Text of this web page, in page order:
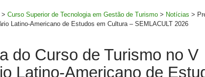
> Curso Superior de Tecnologia em Gestão de Turismo > Notícias >
Latino-Americano de Estudos em Cultura – SEMLACULT 2026
do Curso de Turismo no V
Latino-Americano de